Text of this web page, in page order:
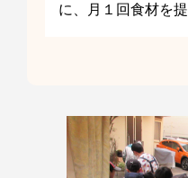
に、月１回食材を